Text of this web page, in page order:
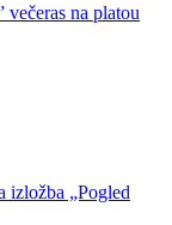
večeras na platou
izložba „Pogled